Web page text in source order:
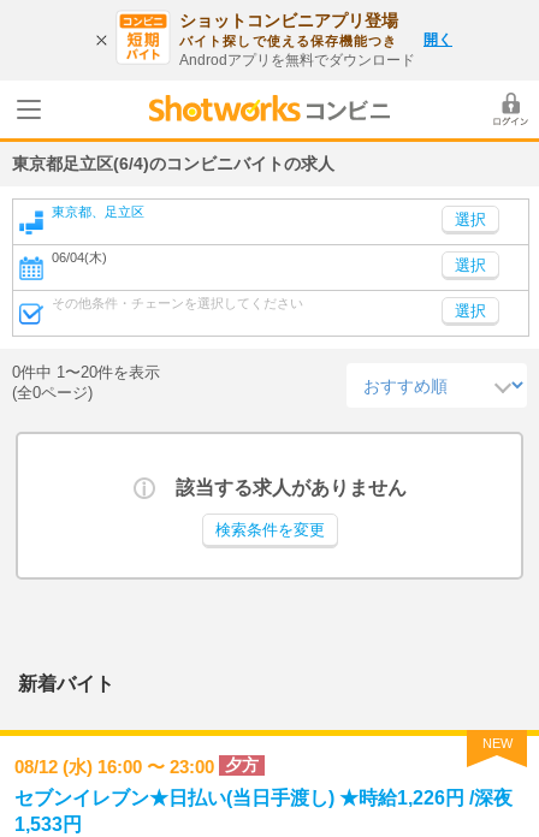
ショットコンビニアプリ登場
バイト探しで使える保存機能つき
Androdアプリを無料でダウンロード
開く
東京都足立区(6/4)のコンビニバイトの求人
東京都、足立区
06/04(木) 選択
その他条件・チェーンを選択してください 選択
0件中 1〜20件を表示
(全0ページ)
該当する求人がありません
検索条件を変更
新着バイト
NEW
08/12 (水) 16:00 〜 23:00 夕方
セブンイレブン★日払い(当日手渡し) ★時給1,226円 /深夜
1,533円